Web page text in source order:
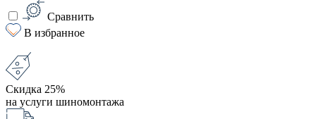
Сравнить
В избранное
Скидка 25%
на услуги шиномонтажа